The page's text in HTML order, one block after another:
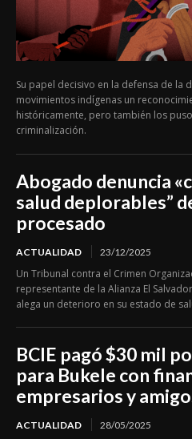
Su papel decisivo en la defensa de la
movimientos indígenas un
históricamente, pero también los
criminalización.
Abogado denuncia
salud deplorables”
procesado
ACTUALIDAD 23/12/2025
Un Tribunal contra el Crimen
representante de la Alianza El
alega un deterioro en su estado de
BCIE pagó $30 mil
para Bukele con
empresarios y
ACTUALIDAD 28/05/2025